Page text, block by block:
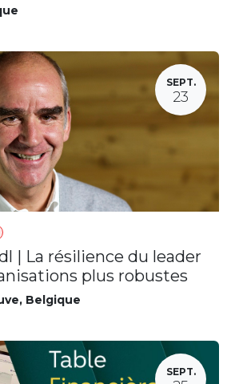
SEPT.
23
| La résilience du leader
plus robustes
, Belgique
SEPT.